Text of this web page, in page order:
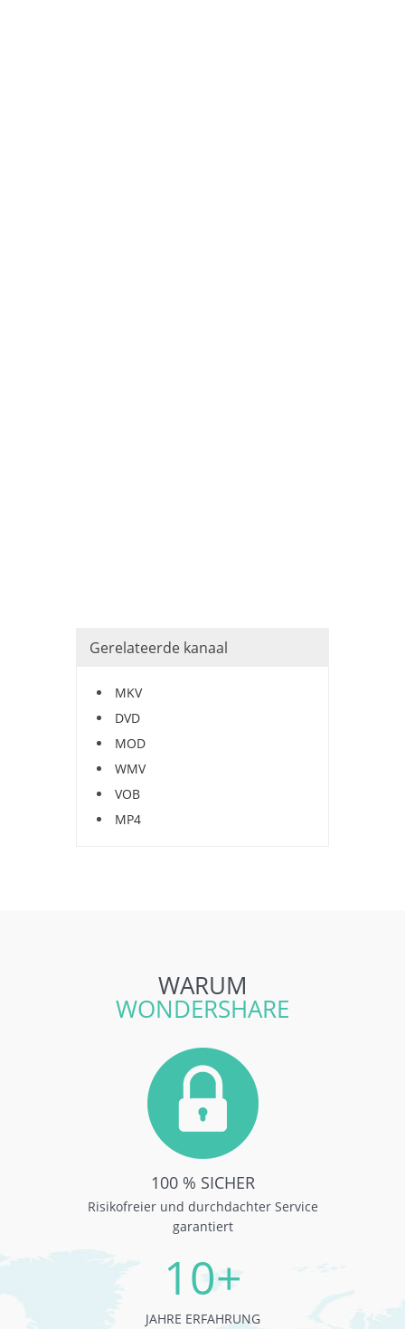
Gerelateerde kanaal
MKV
DVD
MOD
WMV
VOB
MP4
WARUM
WONDERSHARE
100 % SICHER
Risikofreier und durchdachter Service
garantiert
10+
JAHRE ERFAHRUNG